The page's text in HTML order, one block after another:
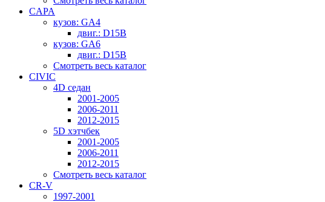
CAPA
кузов: GA4
двиг.: D15B
кузов: GA6
двиг.: D15B
Смотреть весь каталог
CIVIC
4D седан
2001-2005
2006-2011
2012-2015
5D хэтчбек
2001-2005
2006-2011
2012-2015
Смотреть весь каталог
CR-V
1997-2001